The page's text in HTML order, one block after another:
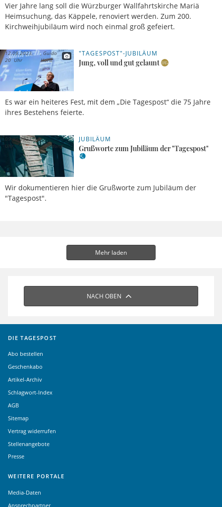
Vier Jahre lang soll die Würzburger Wallfahrtskirche Mariä
Heimsuchung, das Käppele, renoviert werden. Zum 200.
Kirchweihjubiläum wird noch einmal groß gefeiert.
"TAGESPOST"-JUBILÄUM
Jung, voll und gut gelaunt
Es war ein heiteres Fest, mit dem „Die Tagespost“ die 75 Jahre
ihres Bestehens feierte.
12.09.2023,
20 Uhr
Guido
Horst
JUBILÄUM
Grußworte zum Jubiläum der "Tagespost"
Wir dokumentieren hier die Grußworte zum Jubiläum der
"Tagespost".
09.09.2023, 17
Uhr
Meldung
Mehr laden
NACH OBEN
DIE TAGESPOST
Abo bestellen
Geschenkabo
Artikel-Archiv
Schlagwort-Index
AGB
Sitemap
Vertrag widerrufen
Stellenangebote
Presse
WEITERE PORTALE
Media-Daten
Ansprechpartner